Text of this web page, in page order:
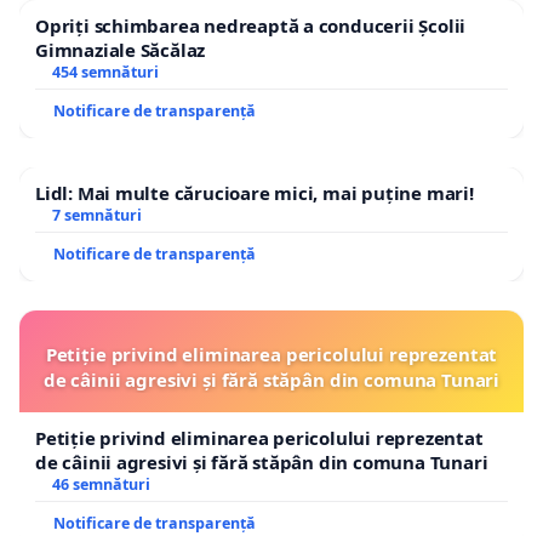
Opriți schimbarea nedreaptă a conducerii Școlii
Gimnaziale Săcălaz
454 semnături
Notificare de transparență
Lidl: Mai multe cărucioare mici, mai puține mari!
7 semnături
Notificare de transparență
Petiție privind eliminarea pericolului reprezentat
de câinii agresivi și fără stăpân din comuna Tunari
Petiție privind eliminarea pericolului reprezentat
de câinii agresivi și fără stăpân din comuna Tunari
46 semnături
Notificare de transparență